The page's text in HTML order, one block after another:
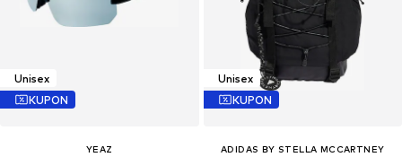
Unisex
KUPON
YEAZ
Unisex
KUPON
ADIDAS BY STELLA MCCARTNEY